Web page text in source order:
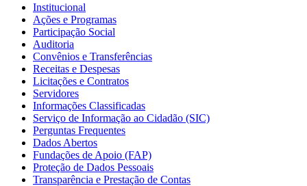
Institucional
Ações e Programas
Participação Social
Auditoria
Convênios e Transferências
Receitas e Despesas
Licitações e Contratos
Servidores
Informações Classificadas
Serviço de Informação ao Cidadão (SIC)
Perguntas Frequentes
Dados Abertos
Fundações de Apoio (FAP)
Proteção de Dados Pessoais
Transparência e Prestação de Contas